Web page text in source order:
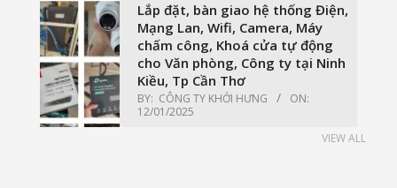
Lắp đặt, bàn giao hệ thống Điện,
Mạng Lan, Wifi, Camera, Máy
chấm công, Khoá cửa tự động
cho Văn phòng, Công ty tại Ninh
Kiều, Tp Cần Thơ
BY: CÔNG TY KHỞI HƯNG
ON:
12/01/2025
VIEW ALL